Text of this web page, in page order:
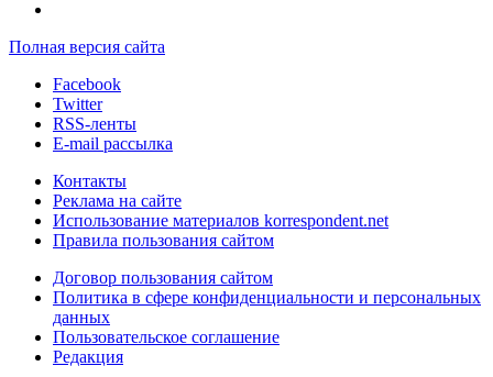
Полная версия сайта
Facebook
Twitter
RSS-ленты
E-mail рассылка
Контакты
Реклама на сайте
Использование материалов korrespondent.net
Правила пользования сайтом
Договор пользования сайтом
Политика в сфере конфиденциальности и персональных
данных
Пользовательское соглашение
Редакция